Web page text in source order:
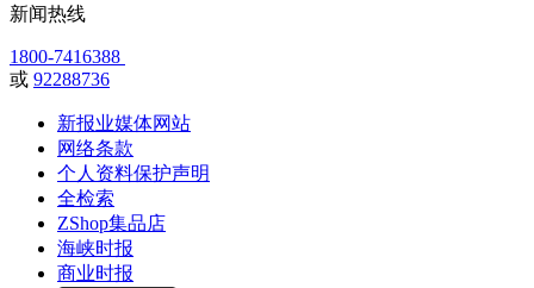
新闻热线
1800-7416388
或 92288736
新报业媒体网站
网络条款
个人资料保护声明
全检索
ZShop集品店
海峡时报
商业时报